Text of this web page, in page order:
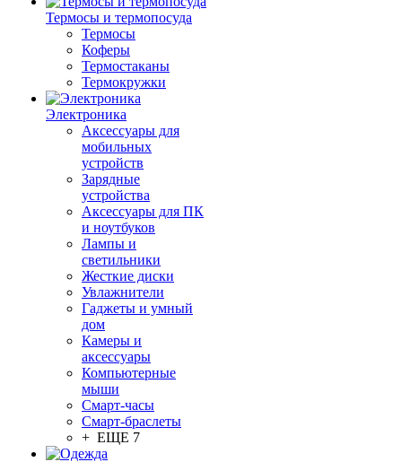
Термосы и термопосуда
Термосы
Коферы
Термостаканы
Термокружки
Электроника
Аксессуары для
мобильных
устройств
Зарядные
устройства
Аксессуары для ПК
и ноутбуков
Лампы и
светильники
Жесткие диски
Увлажнители
Гаджеты и умный
дом
Камеры и
аксессуары
Компьютерные
мыши
Смарт-часы
Смарт-браслеты
+ ЕЩЕ 7